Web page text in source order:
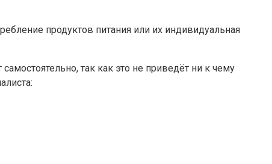
продуктов питания или их индивидуальная
так как это не приведёт ни к чему